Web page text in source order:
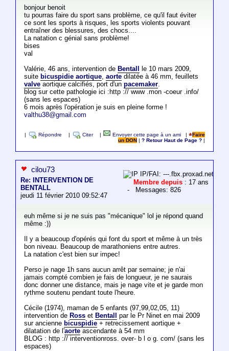
bonjour benoit
tu pourras faire du sport sans problème, ce qu'il faut éviter
ce sont les sports à risques, les sports violents pouvant
entraîner des blessures, des chocs....
La natation c génial sans problème!
bises
val
Valérie, 46 ans, intervention de Bentall
le 10 mars 2009,
suite bicuspidie aortique, aortedilatée à 46 mm, feuillets
valveaortique calcifiés, port d'un pacemaker.
blog sur cette pathologie ici :http :// www .mon -coeur .info/
(sans les espaces)
6 mois après l'opération je suis en pleine forme !
valthu38@gmail.com
Répondre Citer Envoyer cette page à un ami |
Faire
un DON
|? Retour Haut de Page ?
cilou73
Re: INTERVENTION DE
BENTALL
jeudi 11 février 2010 09:52:47
IP/FAI: ---.fbx.proxad.net
Membre depuis : 17 ans
- Messages: 826
euh même si je ne suis pas "mécanique" lol je répond quand
même :))
Il y a beaucoup d'opérés qui font du sport et même à un très
bon niveau. Beaucoup de marathoniens entre autres.
La natation c'est bien sur impec!
Perso je nage 1h sans aucun arrêt par semaine; je n'ai
jamais compté combien je fais de longueur, je ne saurais
donc donner une distance, mais je nage vite et je garde mon
rythme soutenu pendant toute l'heure.
Cécile (1974), maman de 5 enfants (97,99,02,05, 11)
intervention de Rosset Bentall
par le Pr Ninet en mai 2009
sur ancienne bicuspidie+ retrecissement aortique +
dilatation de l'aorteascendante à 54 mm
BLOG : http :// interventionross. over- b l o g. com/ (sans les
espaces)